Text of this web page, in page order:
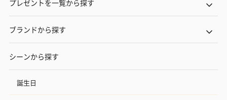
プレゼントを一覧から探す
ブランドから探す
シーンから探す
誕生日